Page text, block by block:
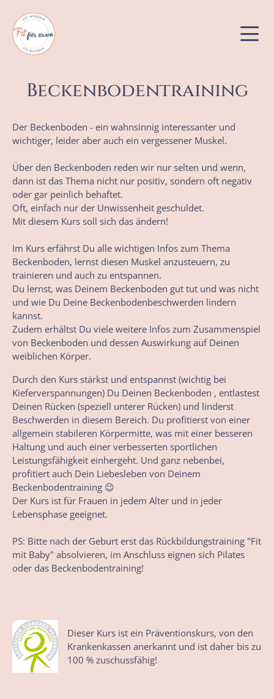
Beckenbodentraining
Der Beckenboden - ein wahnsinnig interessanter und
wichtiger, leider aber auch ein vergessener Muskel.
Über den Beckenboden reden wir nur selten und wenn,
dann ist das Thema nicht nur positiv, sondern oft negativ
oder gar peinlich behaftet.
Oft, einfach nur der Unwissenheit geschuldet.
Mit diesem Kurs soll sich das ändern!
Im Kurs erfährst Du alle wichtigen Infos zum Thema
Beckenboden, lernst diesen Muskel anzusteuern, zu
trainieren und auch zu entspannen.
Du lernst, was Deinem Beckenboden gut tut und was nicht
und wie Du Deine Beckenbodenbeschwerden lindern
kannst.
Zudem erhältst Du viele weitere Infos zum Zusammenspiel
von Beckenboden und dessen Auswirkung auf Deinen
weiblichen Körper.
Durch den Kurs stärkst und entspannst (wichtig bei
Kieferverspannungen) Du Deinen Beckenboden , entlastest
Deinen Rücken (speziell unterer Rücken) und linderst
Beschwerden in diesem Bereich. Du profitierst von einer
allgemein stabileren Körpermitte, was mit einer besseren
Haltung und auch einer verbesserten sportlichen
Leistungsfähigkeit einhergeht. Und ganz nebenbei,
profitiert auch Dein Liebesleben von Deinem
Beckenbodentraining 😉
Der Kurs ist für Frauen in jedem Alter und in jeder
Lebensphase geeignet.
PS: Bitte nach der Geburt erst das Rückbildungstraining "Fit
mit Baby" absolvieren, im Anschluss eignen sich Pilates
oder das Beckenbodentraining!
Dieser Kurs ist ein Präventionskurs, von den
Krankenkassen anerkannt und ist daher bis zu
100 % zuschussfähig!
Babybauch- & Babykurse
Kinderkurse